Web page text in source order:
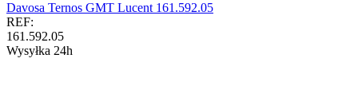
Davosa Ternos GMT Lucent 161.592.05
REF:
161.592.05
Wysyłka 24h